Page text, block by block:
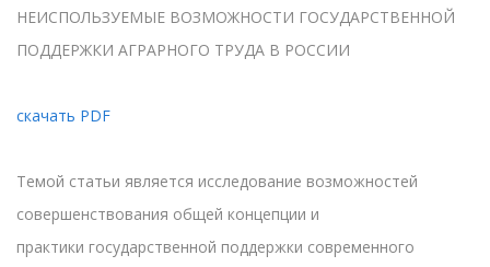
НЕИСПОЛЬЗУЕМЫЕ ВОЗМОЖНОСТИ ГОСУДАРСТВЕННОЙ
ПОДДЕРЖКИ АГРАРНОГО ТРУДА В РОССИИ
скачать PDF
Темой статьи является исследование возможностей
совершенствования общей концепции и
практики государственной поддержки современного